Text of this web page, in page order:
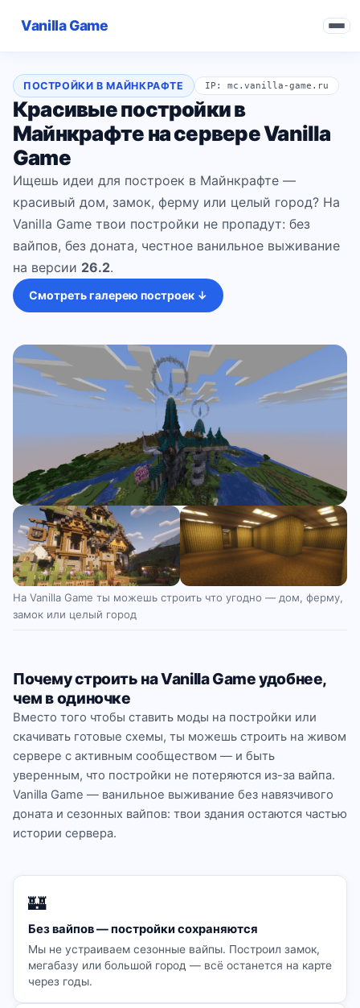
Vanilla Game
ПОСТРОЙКИ В МАЙНКРАФТЕ IP: mc.vanilla-game.ru
Красивые постройки в
Майнкрафте на сервере Vanilla
Game
Ищешь идеи для построек в Майнкрафте —
красивый дом, замок, ферму или целый город? На
Vanilla Game твои постройки не пропадут: без
вайпов, без доната, честное ванильное выживание
на версии 26.2.
Смотреть галерею построек ↓
На Vanilla Game ты можешь строить что угодно — дом, ферму,
замок или целый город
Почему строить на Vanilla Game удобнее,
чем в одиночке
Вместо того чтобы ставить моды на постройки или
скачивать готовые схемы, ты можешь строить на живом
сервере с активным сообществом — и быть
уверенным, что постройки не потеряются из-за вайпа.
Vanilla Game — ванильное выживание без навязчивого
доната и сезонных вайпов: твои здания остаются частью
истории сервера.
🏰
Без вайпов — постройки сохраняются
Мы не устраиваем сезонные вайпы. Построил замок,
мегабазу или большой город — всё останется на карте
через годы.